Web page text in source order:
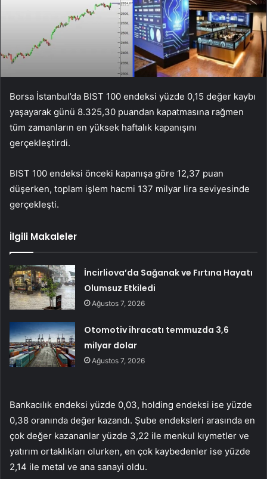
Borsa İstanbul’da BIST 100 endeksi yüzde 0,15 değer kaybı
yaşayarak günü 8.325,30 puandan kapatmasına rağmen
tüm zamanların en yüksek haftalık kapanışını
gerçekleştirdi.
BIST 100 endeksi önceki kapanışa göre 12,37 puan
düşerken, toplam işlem hacmi 137 milyar lira seviyesinde
gerçekleşti.
İlgili Makaleler
İncirliova’da Sağanak ve Fırtına Hayatı
Olumsuz Etkiledi
Ağustos 7, 2026
Otomotiv ihracatı temmuzda 3,6
milyar dolar
Ağustos 7, 2026
Bankacılık endeksi yüzde 0,03, holding endeksi ise yüzde
0,38 oranında değer kazandı. Şube endeksleri arasında en
çok değer kazananlar yüzde 3,22 ile menkul kıymetler ve
yatırım ortaklıkları olurken, en çok kaybedenler ise yüzde
2,14 ile metal ve ana sanayi oldu.